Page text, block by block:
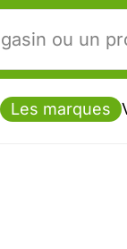
Les marques